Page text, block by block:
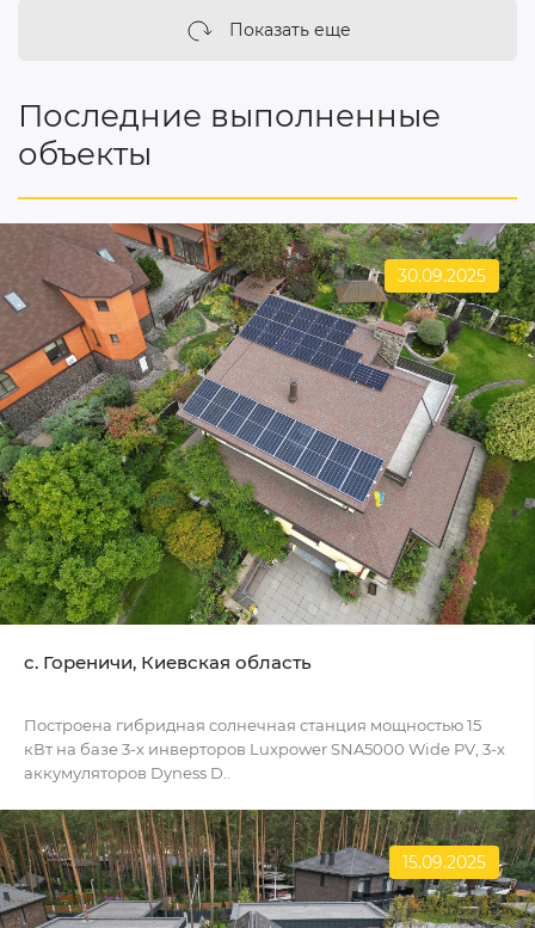
Показать еще
Последние выполненные
объекты
30.09.2025
c. Гореничи, Киевская область
Построена гибридная солнечная станция мощностью 15
кВт на базе 3-х инверторов Luxpower SNA5000 Wide PV, 3-х
аккумуляторов Dyness D..
15.09.2025